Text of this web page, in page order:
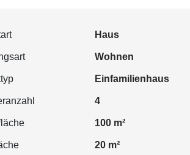
Haus
Wohnen
Einfamilienhaus
4
100 m²
20 m²